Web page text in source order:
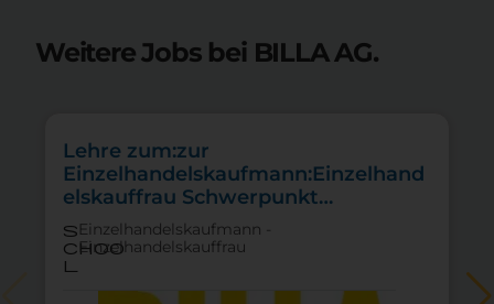
Weitere Jobs bei BILLA AG.
Lehre zum:zur
Einzelhandelskaufmann:Einzelhand
elskauffrau Schwerpunkt
Lebensmittel
s
choo
l
Einzelhandelskaufmann -
Einzelhandelskauffrau